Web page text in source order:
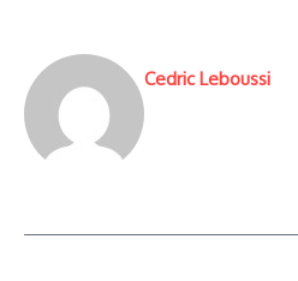
Cedric Leboussi